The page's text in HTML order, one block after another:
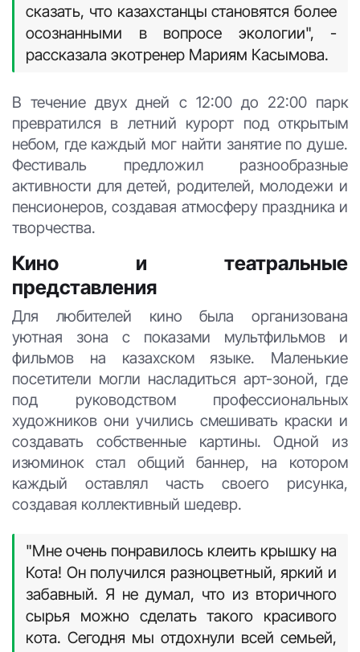
сказать, что казахстанцы становятся более
осознанными в вопросе экологии", -
рассказала экотренер Мариям Касымова.
В течение двух дней с 12:00 до 22:00 парк
превратился в летний курорт под открытым
небом, где каждый мог найти занятие по душе.
Фестиваль предложил разнообразные
активности для детей, родителей, молодежи и
пенсионеров, создавая атмосферу праздника и
творчества.
Кино и театральные
представления
Для любителей кино была организована
уютная зона с показами мультфильмов и
фильмов на казахском языке. Маленькие
посетители могли насладиться арт-зоной, где
под руководством профессиональных
художников они учились смешивать краски и
создавать собственные картины. Одной из
изюминок стал общий баннер, на котором
каждый оставлял часть своего рисунка,
создавая коллективный шедевр.
"Мне очень понравилось клеить крышку на
Кота! Он получился разноцветный, яркий и
забавный. Я не думал, что из вторичного
сырья можно сделать такого красивого
кота. Сегодня мы отдохнули всей семьей,